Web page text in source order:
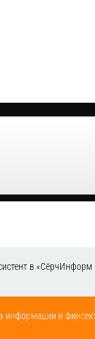
в
информации в